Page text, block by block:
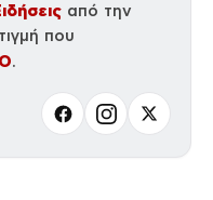
από την
που
.